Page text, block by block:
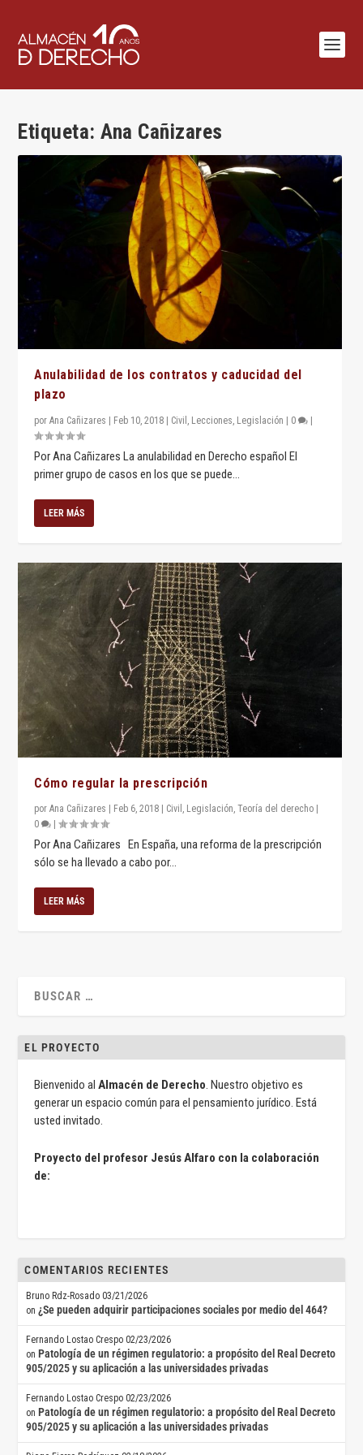
Etiqueta:Ana Cañizares
Anulabilidad de los contratos y caducidad del
plazo
porAna Cañizares Feb 10, 2018 Civil , Lecciones, Legislación 0
Por Ana Cañizares La anulabilidad en Derecho español El
primer grupo de casos en los que se puede...
LEER MÁS
Cómo regular la prescripción
porAna Cañizares | Feb 6, 2018 | Civil Legislación ,Teoría del derecho |
0
|
Por Ana Cañizares En España, una reforma de la prescripción
sólo se ha llevado a cabo por...
LEER MÁS
EL PROYECTO
Bienvenido alAlmacén de Derecho. Nuestro objetivo es
generar un espacio común para el pensamiento jurídico. Está
usted invitado.
Proyecto del profesor Jesús Alfaro con la colaboración
de:
COMENTARIOS RECIENTES
Bruno Rdz-Rosado 03/21/2026
on¿Se pueden adquirir participaciones sociales por medio del 464?
Fernando Lostao Crespo 02/23/2026
on Patología de un régimen regulatorio: a propósito del Real Decreto
905/2025 y su aplicación a las universidades privadas
Fernando Lostao Crespo 02/23/2026
on Patología de un régimen regulatorio: a propósito del Real Decreto
905/2025 y su aplicación a las universidades privadas